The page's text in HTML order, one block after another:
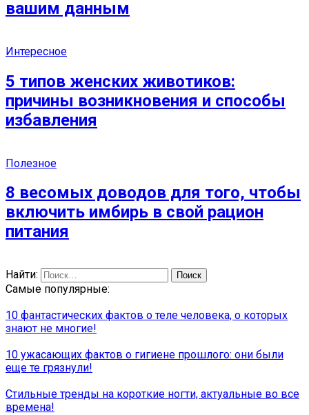
вашим данным
Интересное
5 типов женских животиков:
причины возникновения и способы
избавления
Полезное
8 весомых доводов для того, чтобы
включить имбирь в свой рацион
питания
Найти:
Самые популярные:
10 фантастических фактов о теле человека, о которых
знают не многие!
10 ужасающих фактов о гигиене прошлого: они были
еще те грязнули!
Стильные тренды на короткие ногти, актуальные во все
времена!